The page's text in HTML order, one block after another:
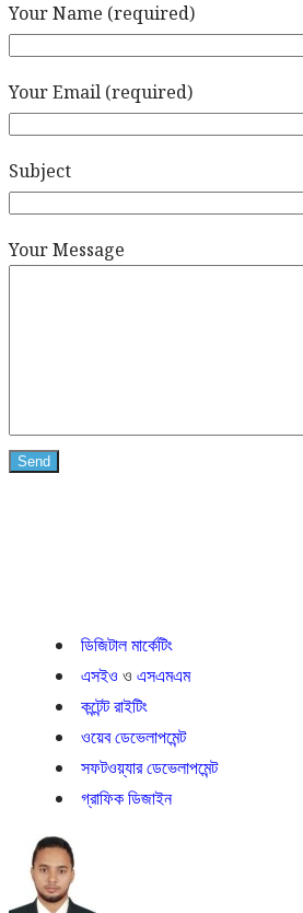
Your Name (required)
Your Email (required)
Subject
Your Message
ডিজিটাল মার্কেটিং
এসইও ও এসএমএম
কন্টেন্ট রাইটিং
ওয়েব ডেভেলাপমেন্ট
সফটওয়্যার ডেভেলাপমেন্ট
গ্রাফিক ডিজাইন